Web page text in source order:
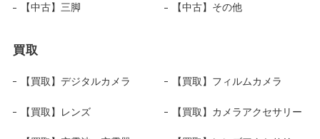
【中古】三脚 【中古】その他
買取
【買取】デジタルカメラ 【買取】フィルムカメラ
【買取】レンズ 【買取】カメラアクセサリー